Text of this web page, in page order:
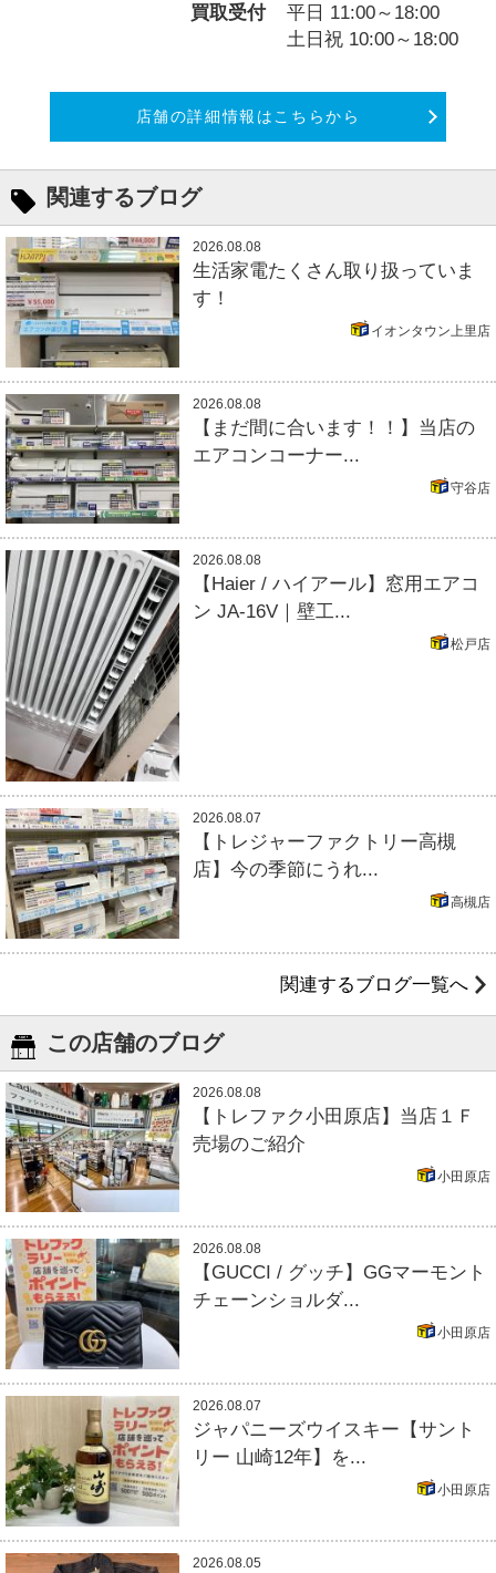
買取受付
平日 11:00～18:00
土日祝 10:00～18:00
店舗の詳細情報はこちらから
関連するブログ
2026.08.08
生活家電たくさん取り扱っていま
す！
イオンタウン上里店
2026.08.08
【まだ間に合います！！】当店の
エアコンコーナー...
守谷店
2026.08.08
【Haier / ハイアール】窓用エアコ
ン JA-16V｜壁工...
松戸店
2026.08.07
【トレジャーファクトリー高槻
店】今の季節にうれ...
高槻店
関連するブログ一覧へ
この店舗のブログ
2026.08.08
【トレファク小田原店】当店１Ｆ
売場のご紹介
小田原店
2026.08.08
【GUCCI / グッチ】GGマーモント
チェーンショルダ...
小田原店
2026.08.07
ジャパニーズウイスキー【サント
リー 山崎12年】を...
小田原店
2026.08.05